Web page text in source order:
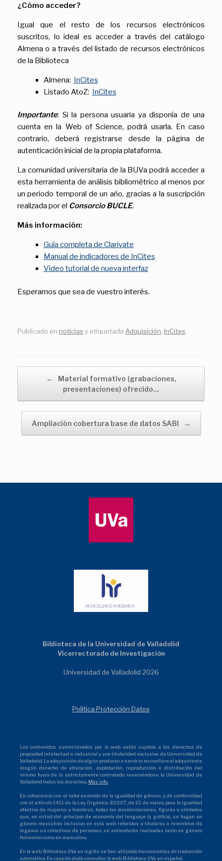
¿Cómo acceder?
Igual que el resto de los recursos electrónicos
suscritos, lo ideal es acceder a través del catálogo
Almena o a través del listado de recursos electrónicos
de la Biblioteca
Almena: InCites
Listado AtoZ: InCites
Importante: Si la persona usuaria ya disponía de una
cuenta en la Web of Science, podrá usarla. En caso
contrario, deberá registrarse desde la página de
autenticación inicial de la propia plataforma.
La comunidad universitaria de la BUVa podrá acceder a
esta herramienta de análisis bibliométrico al menos por
un periodo temporal de un año, gracias a la suscripción
realizada por el Consorcio BUCLE.
Más información:
Guía completa de Clarivate
Manual de indicadores de InCites
Vídeo tutorial de nueva interfaz
Esperamos que sea de vuestro interés.
Publicado en noticias y etiquetado Adquisición, InCites.
←
Material formativo (grabaciones,
presentaciones) ofrecido…
Ampliación cobertura base de datos SABI →
Biblioteca de la Universidad de Valladolid
Vicerrectorado de Investigación
Universidad de Valladolid 2026
Política Protección Datos
Los contenidos suministrados por la web están sujetos a los derechos de
propiedad intelectual e industrial y son titularidad exclusiva de Universidad de
Valladolid. La adquisición de algún producto o servicio no confiere al adquiriente
ningún derecho de alteración, explotación, reproducción o distribución del
mismo fuera de lo estrictamente contratado reservándose la Universidad de
Valladolid todos los derechos. Más info.
En coherencia con el valor asumido de la igualdad de género, y de conformidad
con el artículo 14.11 de la Ley Orgánica 3/2007, de 22 de marzo, para la igualdad
efectiva de mujeres y hombres, todas las denominaciones, figuras o símbolos
que, en virtud del principio de economía del lenguaje (y gráfica), se hagan en
género masculino inclusivo en esta web referidas a titulares o miembros de
órganos o a colectivos de personas, se entenderán realizadas tanto en género
femenino como en masculino.
En la web Biblioteca UVa en inglés se han utilizado herramientas de traducción
automática. En caso de duda consultar la web Biblioteca UVa en español.